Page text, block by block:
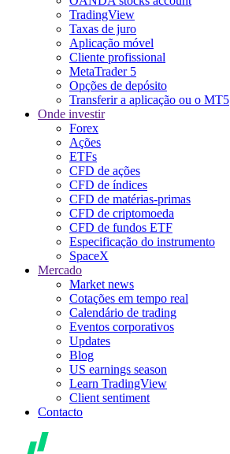
TradingView
Taxas de juro
Aplicação móvel
Cliente profissional
MetaTrader 5
Opções de depósito
Transferir a aplicação ou o MT5
Onde investir
Forex
Ações
ETFs
CFD de ações
CFD de índices
CFD de matérias-primas
CFD de criptomoeda
CFD de fundos ETF
Especificação do instrumento
SpaceX
Mercado
Market news
Cotações em tempo real
Calendário de trading
Eventos corporativos
Updates
Blog
US earnings season
Learn TradingView
Client sentiment
Contacto